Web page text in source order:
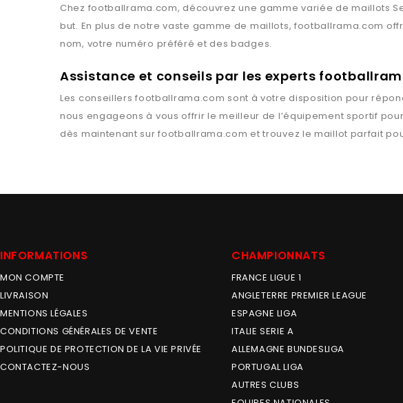
Chez footballrama.com, découvrez une gamme variée de maillots
but. En plus de notre vaste gamme de maillots, footballrama.com
nom, votre numéro préféré et des badges.
Assistance et conseils par les experts
Les conseillersfootballrama.com sont à votre disposition pour
nous engageons à vous offrir le meilleur de l’équipement sportif
dès maintenant surfootballrama.com et trouvez le maillot parfait
INFORMATIONS
MON COMPTE
LIVRAISON
MENTIONS LÉGALES
CONDITIONS GÉNÉRALES DE VENTE
POLITIQUE DE PROTECTION DE LA VIE PRIVÉE
CONTACTEZ-NOUS
CHAMPIONNATS
FRANCE LIGUE 1
ANGLETERRE PREMIER LEAGUE
ESPAGNE LIGA
ITALIE SERIE A
ALLEMAGNE BUNDESLIGA
PORTUGAL LIGA
AUTRES CLUBS